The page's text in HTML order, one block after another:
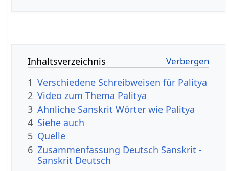
Inhaltsverzeichnis
1 Verschiedene Schreibweisen für Palitya
2 Video zum Thema Palitya
3 Ähnliche Sanskrit Wörter wie Palitya
4 Siehe auch
5 Quelle
6 Zusammenfassung Deutsch Sanskrit -
Sanskrit Deutsch